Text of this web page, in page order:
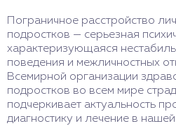
Пограничное расстройство
подростков — серьезная
характеризующаяся
поведения и межличностных
Всемирной организации
подростков во всем мире
подчеркивает актуальность
диагностику и лечение в